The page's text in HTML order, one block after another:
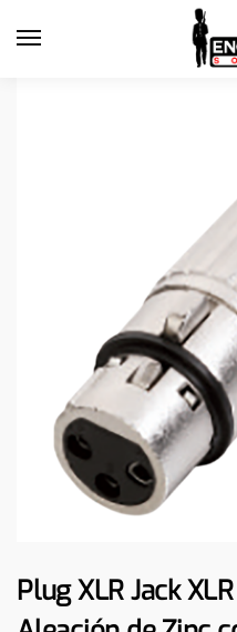
Plug XLR Jack